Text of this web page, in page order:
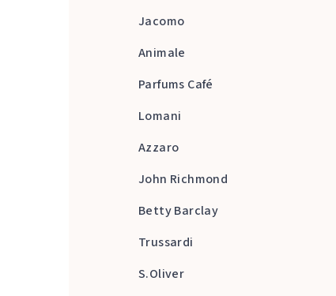
Jacomo
Animale
Parfums Café
Lomani
Azzaro
John Richmond
Betty Barclay
Trussardi
S.Oliver